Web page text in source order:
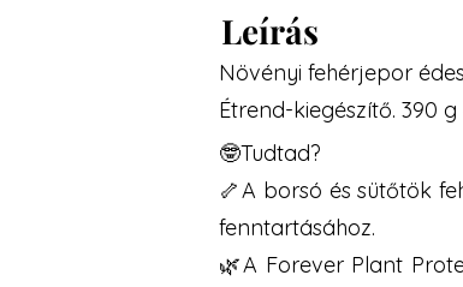
Leírás
Növényi fehérjepor
Étrend-kiegészítő. 390
🤓Tudtad?
🦴A borsó és sütőtök
fenntartásához.
🌿A Forever Plant